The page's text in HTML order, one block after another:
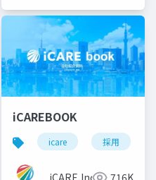
iCAREBOOK
icare 採用
iCARE,Inc 716K